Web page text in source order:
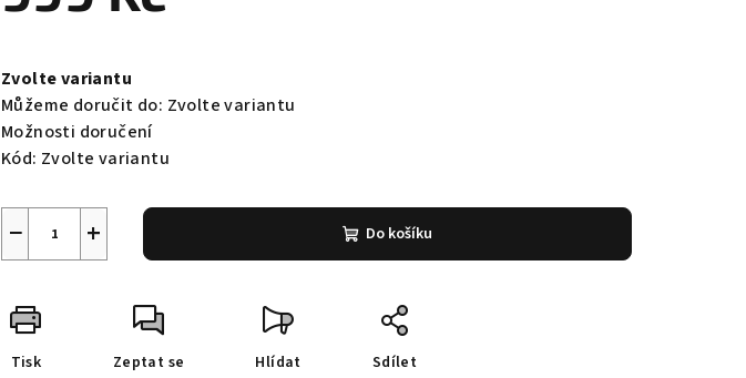
cena:
Zvolte variantu
Můžeme doručit do: Zvolte variantu
Možnosti doručení
Kód: Zvolte variantu
+
− Do košíku
Tisk Zeptat se Hlídat Sdílet